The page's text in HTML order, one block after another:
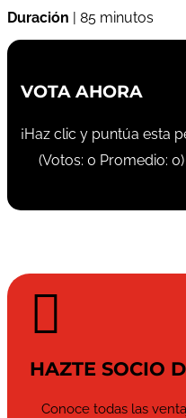
Duración | 85 minutos
VOTA AHORA
¡Haz clic y puntúa esta
(Votos: 0 Promedio: 0)

HAZTE SOCIO
Conoce todas las